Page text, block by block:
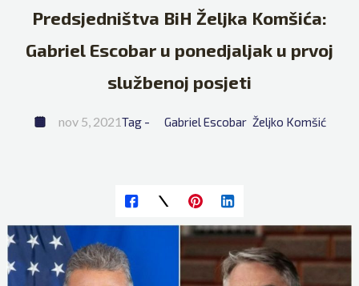
Predsjedništva BiH Željka Komšića:
Gabriel Escobar u ponedjaljak u prvoj
službenoj posjeti
nov 5, 2021Tag - Gabriel Escobar Željko Komšić